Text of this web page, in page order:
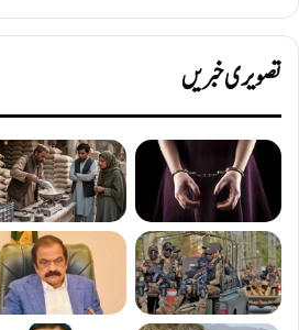
تصویری خبریں